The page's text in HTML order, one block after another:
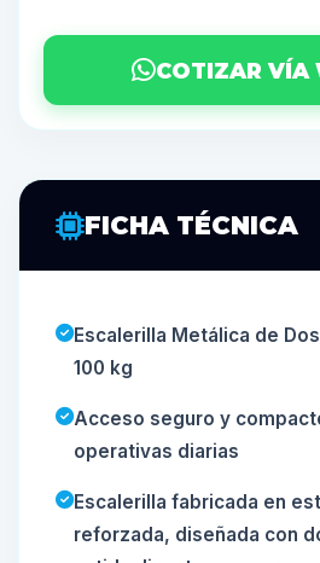
COTIZAR VÍA
FICHA TÉCNICA
Escalerilla Metálica de
100 kg
Acceso seguro y
operativas diarias
Escalerilla fabricada en
reforzada, diseñada con